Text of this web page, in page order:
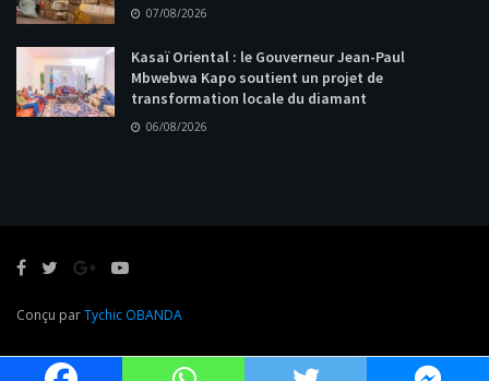
07/08/2026
Kasaï Oriental : le Gouverneur Jean-Paul
Mbwebwa Kapo soutient un projet de
transformation locale du diamant
06/08/2026
Conçu parTychic OBANDA